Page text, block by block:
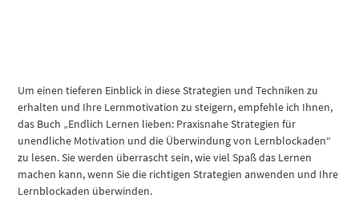
Um einen tieferen Einblick in diese Strategien und Techniken zu
erhalten und Ihre Lernmotivation zu steigern, empfehle ich Ihnen,
das Buch „Endlich Lernen lieben: Praxisnahe Strategien für
unendliche Motivation und die Überwindung von Lernblockaden“
zu lesen. Sie werden überrascht sein, wie viel Spaß das Lernen
machen kann, wenn Sie die richtigen Strategien anwenden und Ihre
Lernblockaden überwinden.